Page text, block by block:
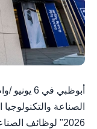
أبوظبي
الصناعة
2026" لوظائف